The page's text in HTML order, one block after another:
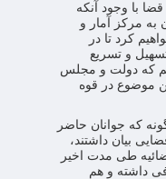
با وجود آنکه
مرکز آمار و
کرد تا در
و تسریع
که دولت و مجلس
موضوع در‌ قوه
که جوانان حاضر
بیان داشتند،
طی مدت اخیر
داشته و هم